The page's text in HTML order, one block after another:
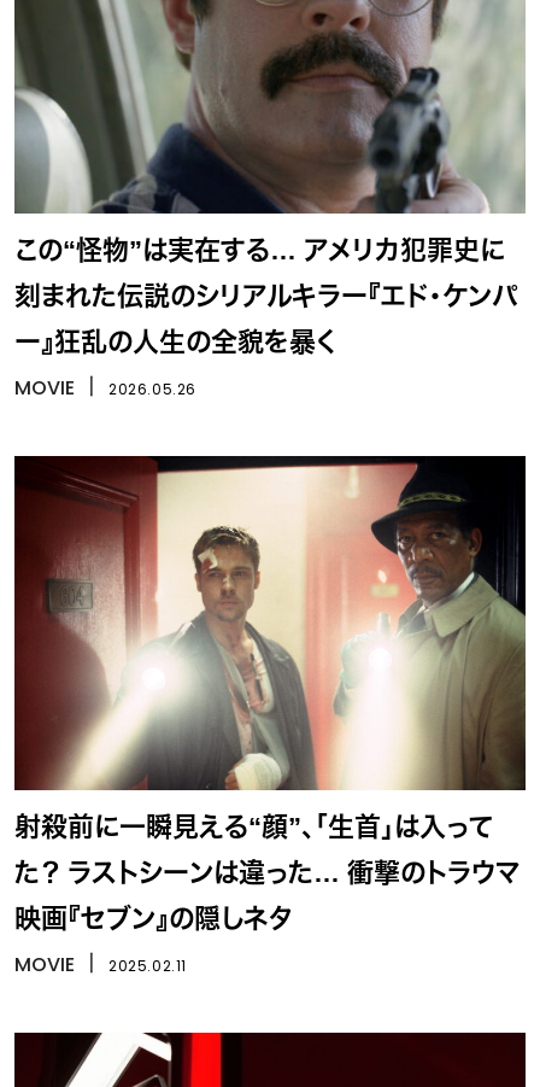
この“怪物”は実在する… アメリカ犯罪史に
刻まれた伝説のシリアルキラー『エド・ケンパ
ー』狂乱の人生の全貌を暴く
MOVIE 2026.05.26
射殺前に一瞬見える“顔”、「生首」は入って
た？ ラストシーンは違った… 衝撃のトラウマ
映画『セブン』の隠しネタ
MOVIE 2025.02.11